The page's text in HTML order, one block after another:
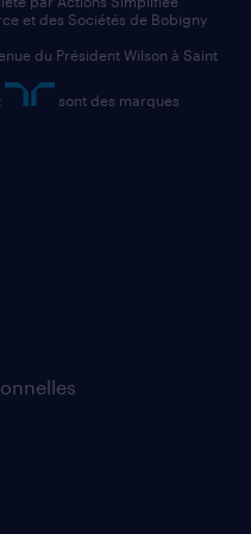
et des Sociétés de Bobigny
du Président Wilson à Saint
sont des marques